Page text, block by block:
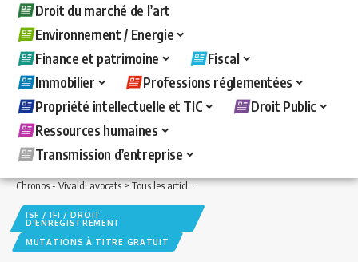
Droit du marché de l’art
Environnement / Energie
Finance et patrimoine
Fiscal
Immobilier
Professions réglementées
Propriété intellectuelle et TIC
Droit Public
Ressources humaines
Transmission d’entreprise
Chronos - Vivaldi avocats>Tous les articles >Fiscal>ISF / IFI / Droit
ISF / IFI / DROIT
D'ENREGISTREMENT
MUTATIONS À TITRE GRATUIT